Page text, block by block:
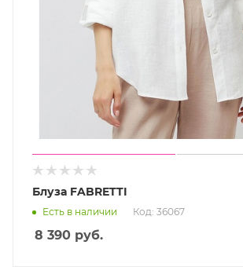
Блуза FABRETTI
Есть в наличии Код: 36067
8 390 руб.